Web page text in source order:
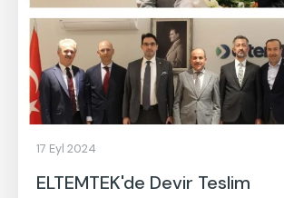
17 Eyl 2024
ELTEMTEK'de Devir Teslim